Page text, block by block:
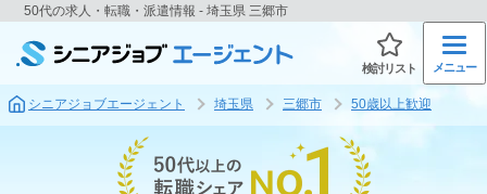
50代の求人・転職・派遣情報 - 埼玉県 三郷市
検討リスト メニュー
シニアジョブエージェント 埼玉県 三郷市 50歳以上歓迎